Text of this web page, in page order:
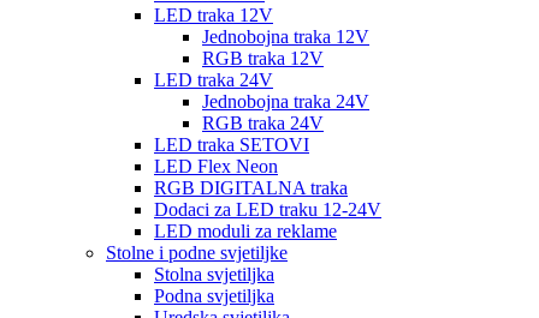
LED traka 12V
Jednobojna traka 12V
RGB traka 12V
LED traka 24V
Jednobojna traka 24V
RGB traka 24V
LED traka SETOVI
LED Flex Neon
RGB DIGITALNA traka
Dodaci za LED traku 12-24V
LED moduli za reklame
Stolne i podne svjetiljke
Stolna svjetiljka
Podna svjetiljka